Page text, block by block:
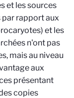
et les sources
par rapport aux
et les
n'ont pas
mais au niveau
aux
présentant
copies